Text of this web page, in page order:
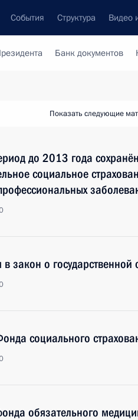
События Структура Видео
Банк документов
Показать следующие
до 2013 года
социальное
закон о
социального
обязательного